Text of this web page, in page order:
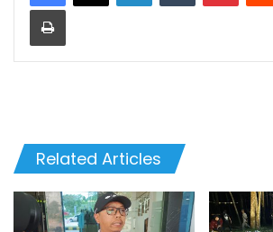
Print
Related Articles